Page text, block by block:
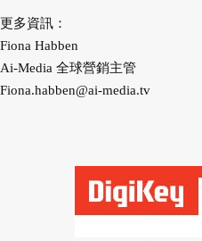
更多資訊：
Fiona Habben
Ai-Media 全球營銷主管
Fiona.habben@ai-media.tv